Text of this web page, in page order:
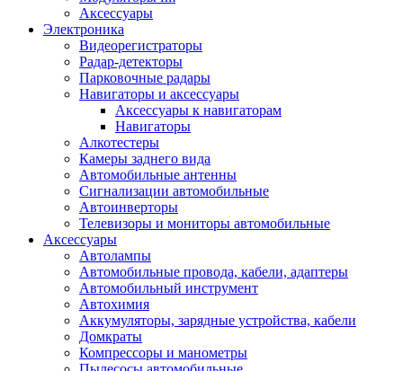
Блоки лазера
(памперс)
Валы переноса заряда/магнитные валы
Валы резиновые/тефлоновые
Втулки/подшипники/бушинги
Девелоперы
Дозирущие лезвия
Другие зип
Кабели
Крышки
Лампы
Лотки, кассеты
Моторы/двигатели/редукторы
Платы форматирования
Ракели
Ролики/наборы роликов/насадки
Сервисные наборы
Смазки
Аксессуары
Электроника
Видеорегистраторы
Радар-детекторы
Парковочные радары
Навигаторы и аксессуары
Аксессуары к навигаторам
Навигаторы
Алкотестеры
Камеры заднего вида
Автомобильные антенны
Сигнализации автомобильные
Автоинверторы
Телевизоры и мониторы автомобильные
Аксессуары
Автолампы
Автомобильные провода, кабели, адаптеры
Автомобильный инструмент
Автохимия
Аккумуляторы, зарядные устройства, кабели
Домкраты
Компрессоры и манометры